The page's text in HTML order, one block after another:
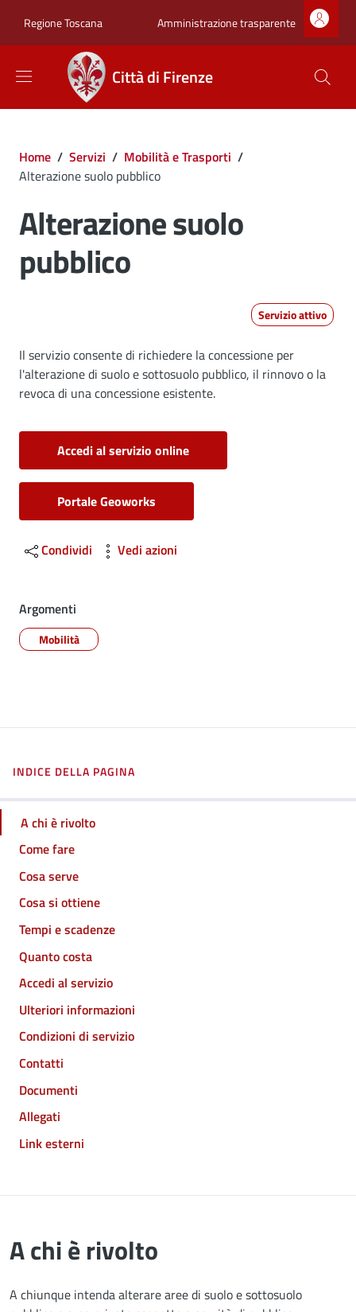
Regione Toscana Zona superiore
Amministrazione trasparente
Città di Firenze
Briciole di pane
Home / Servizi / Mobilità e Trasporti /
Alterazione suolo pubblico
Alterazione suolo
pubblico
Servizio attivo
Dettagli
Il servizio consente di richiedere la concessione per
l'alterazione di suolo e sottosuolo pubblico, il rinnovo o la
revoca di una concessione esistente.
Accedi al servizio online
Portale Geoworks
Condividi Vedi azioni
Argomenti
Mobilità
INDICE DELLA PAGINA
A chi è rivolto
Come fare
Cosa serve
Cosa si ottiene
Tempi e scadenze
Quanto costa
Accedi al servizio
Ulteriori informazioni
Condizioni di servizio
Contatti
Documenti
Allegati
Link esterni
A chi è rivolto
A chiunque intenda alterare aree di suolo e sottosuolo